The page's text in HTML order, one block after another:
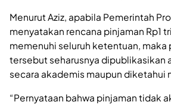
Menurut Aziz, apabila Pemerintah
menyatakan rencana pinjaman Rp1
memenuhi seluruh ketentuan, maka
tersebut seharusnya dipublikasikan
secara akademis maupun diketahui
“Pernyataan bahwa pinjaman tidak